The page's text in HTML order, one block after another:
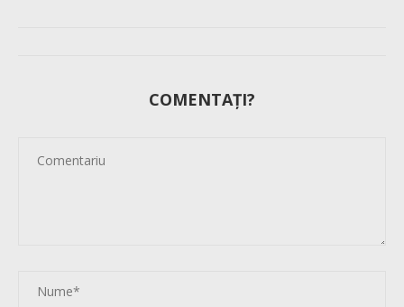
COMENTAȚI?